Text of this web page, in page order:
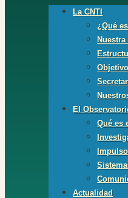
La CNTI
¿Qué
El
Qué es
Actualidad